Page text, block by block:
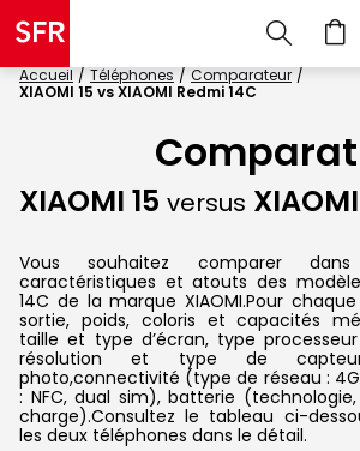
Accueil Téléphones
Comparateur
XIAOMI 15 vs XIAOMI Redmi 14C
XIAOMI 15 versus
Vous souhaitez comparer
caractéristiques et atouts des
14C de la marque XIAOMI.Pour
sortie, poids, coloris et capacités
taille et type d’écran, type
résolution et type de
photo,connectivité (type de réseau :
: NFC, dual sim), batterie
charge).Consultez le tableau ci-
les deux téléphones dans le détail.